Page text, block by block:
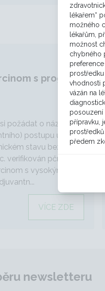
raritní
s progresí
požádat o názor
postupu u
stavu bez
verifikován pční
s vysokým MIB
VÍCE ZDE
newsletteru
lékařem“
možného
lékařům,
možnost
chybného
vhodnosti
vázán na
posouzení
přípravku,
předem